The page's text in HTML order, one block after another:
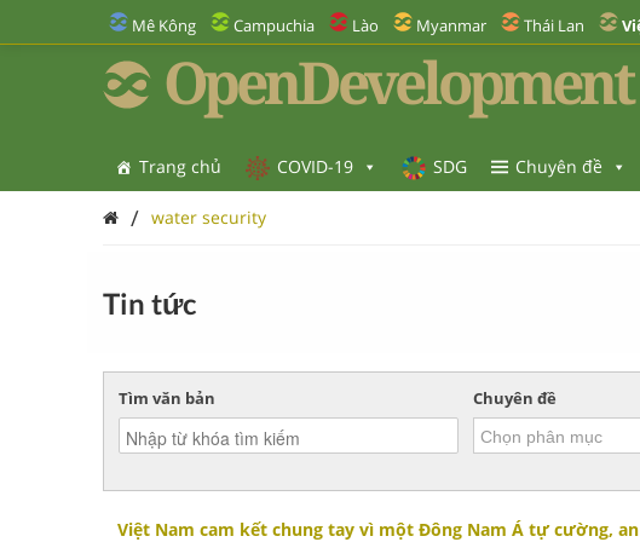
Mê Kông Campuchia Lào Myanmar Thái Lan
OpenDevelopment
Trang chủ COVID-19 SDG Chuyên đề
/ water security
Tin tức
Tìm văn bản Chuyên đề
Việt Nam cam kết chung tay vì một Đông Nam Á tự cường,